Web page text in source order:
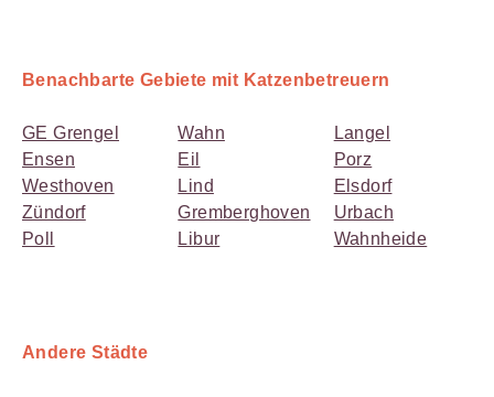
Benachbarte Gebiete mit Katzenbetreuern
GE Grengel
Ensen
Westhoven
Zündorf
Poll
Wahn
Eil
Lind
Gremberghoven
Libur
Langel
Porz
Elsdorf
Urbach
Wahnheide
Andere Städte